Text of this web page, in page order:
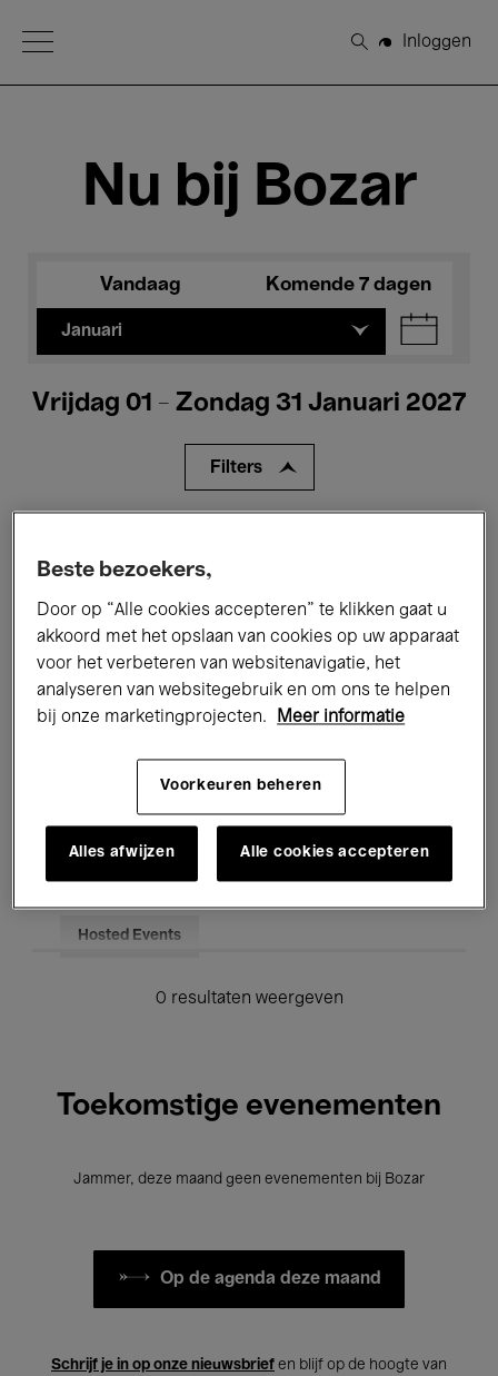
Open Menu
Zoeken
Inloggen
Nu bij Bozar
Vandaag Komende 7 dagen
Januari
Vrijdag 01 - Zondag 31 Januari 2027
Filters
Performances Lezingen & Debatten
Jazz Klassieke Muziek Global Music
Onderwijs Rondleidingen
Hosted Events
0 resultaten weergeven
Toekomstige evenementen
Jammer, deze maand geen evenementen bij Bozar
Op de agenda deze maand
Schrijf je in op onze nieuwsbrief en blijf op de hoogte van
Beste bezoekers,
Door op “Alle cookies accepteren” te klikken gaat u
akkoord met het opslaan van cookies op uw apparaat
voor het verbeteren van websitenavigatie, het
analyseren van websitegebruik en om ons te helpen
bij onze marketingprojecten.
Meer informatie
Voorkeuren beheren
Alles afwijzen Alle cookies accepteren